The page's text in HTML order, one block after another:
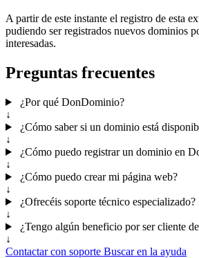
A partir de este instante el registro de esta
pudiendo ser registrados nuevos dominios
interesadas.
Preguntas frecuentes
¿Por qué DonDominio?
↓
¿Cómo saber si un dominio está
↓
¿Cómo puedo registrar un dominio en
↓
¿Cómo puedo crear mi página web?
↓
¿Ofrecéis soporte técnico especializado?
↓
¿Tengo algún beneficio por ser cliente
↓
Contactar con soporte Buscar en la ayuda